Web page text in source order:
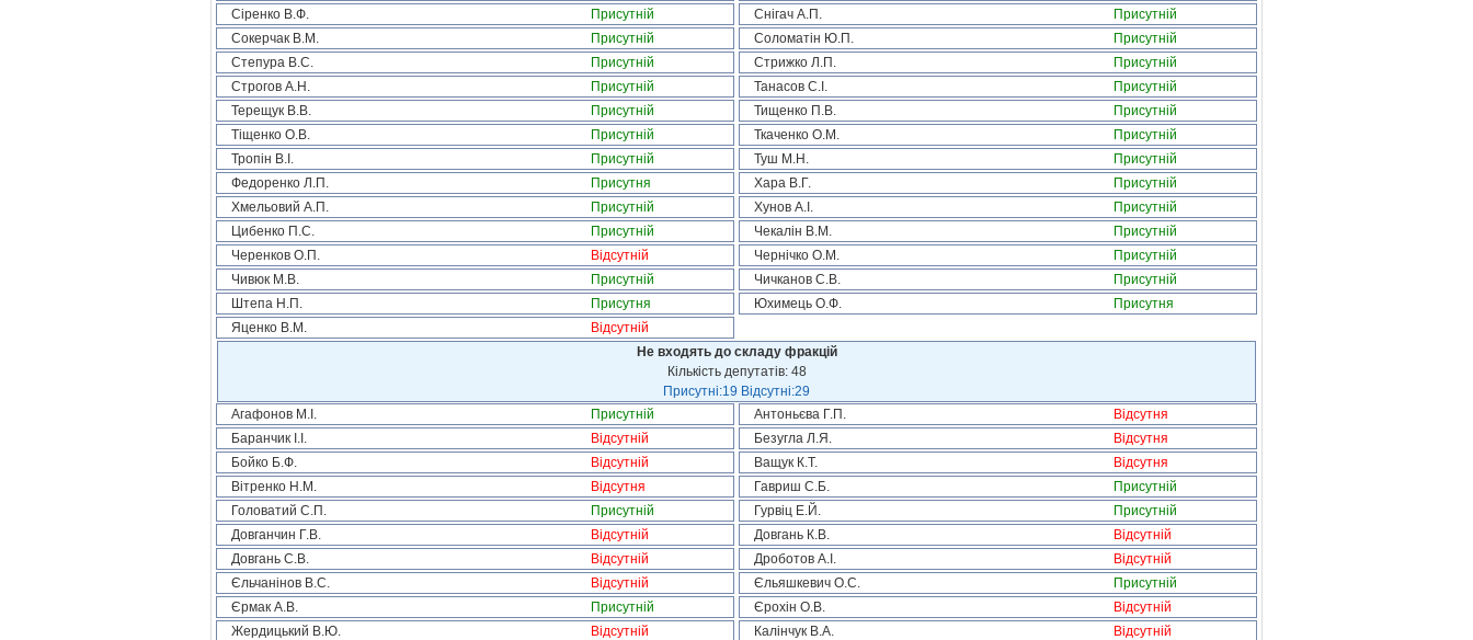
Сіренко В.Ф.
Присутній Снігач А.П.
Присутній
Сокерчак В.М.
Присутній Соломатін Ю.П.
Присутній
Степура В.С.
Присутній Стрижко Л.П.
Присутній
Строгов А.Н.
Присутній Танасов С.І.
Присутній
Терещук В.В.
Присутній Тищенко П.В.
Присутній
Тіщенко О.В.
Присутній Ткаченко О.М.
Присутній
Тропін В.І.
Присутній Туш М.Н.
Присутній
Федоренко Л.П.
Присутня Хара В.Г.
Присутній
Хмельовий А.П.
Присутній Хунов А.І.
Присутній
Цибенко П.С.
Присутній Чекалін В.М.
Присутній
Черенков О.П.
Відсутній Чернічко О.М.
Присутній
Чивюк М.В.
Присутній Чичканов С.В.
Присутній
Штепа Н.П.
Присутня Юхимець О.Ф.
Присутня
Яценко В.М.
Відсутній
Не входять до складу фракцій
Кількість депутатів: 48
Присутні:19 Відсутні:29
Агафонов М.І.
Присутній Антоньєва Г.П.
Відсутня
Баранчик І.І.
Відсутній Безугла Л.Я.
Відсутня
Бойко Б.Ф.
Відсутній Ващук К.Т.
Відсутня
Вітренко Н.М.
Відсутня Гавриш С.Б.
Присутній
Головатий С.П.
Присутній Гурвіц Е.Й.
Присутній
Довганчин Г.В.
Відсутній Довгань К.В.
Відсутній
Довгань С.В.
Відсутній Дроботов А.І.
Відсутній
Єльчанінов В.С.
Відсутній Єльяшкевич О.С.
Присутній
Єрмак А.В.
Присутній Єрохін О.В.
Відсутній
Жердицький В.Ю.
Відсутній Калінчук В.А.
Відсутній